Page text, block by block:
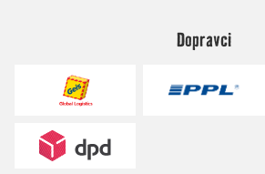
Dopravci